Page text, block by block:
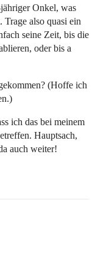
Onkel, was
also quasi ein
seine Zeit, bis die
oder bis a
(Hoffe ich
ich das bei meinem
Hauptsach,
auch weiter!